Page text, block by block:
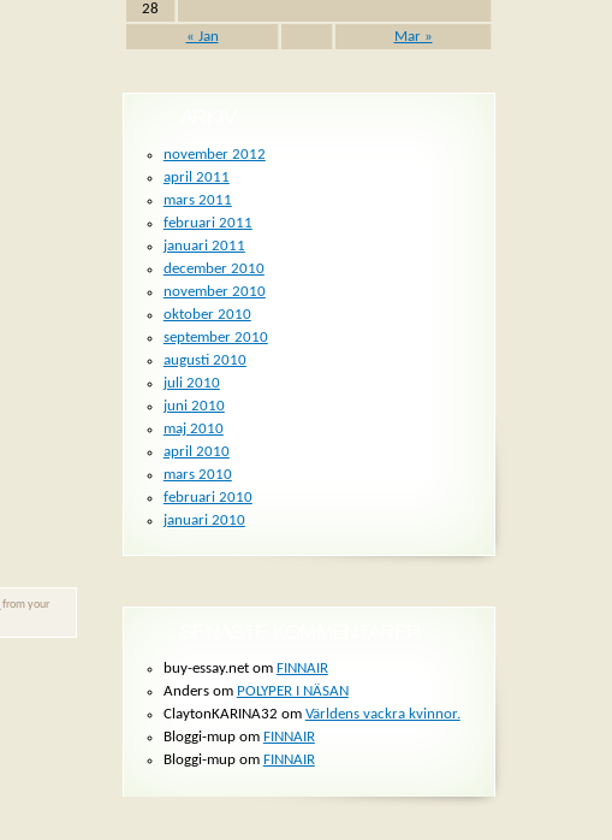
from your
« Jan Mar »
28
november 2012
april 2011
mars 2011
februari 2011
januari 2011
december 2010
november 2010
oktober 2010
september 2010
augusti 2010
juli 2010
juni 2010
maj 2010
april 2010
mars 2010
februari 2010
januari 2010
buy-essay.net om FINNAIR
Anders om POLYPER I NÄSAN
ClaytonKARINA32 om Världens vackra kvinnor.
Bloggi-mup om FINNAIR
Bloggi-mup om FINNAIR